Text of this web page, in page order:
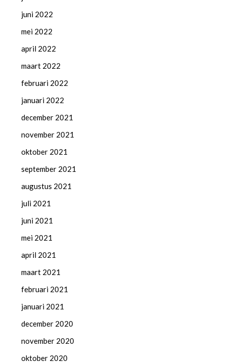
juni 2022
mei 2022
april 2022
maart 2022
februari 2022
januari 2022
december 2021
november 2021
oktober 2021
september 2021
augustus 2021
juli 2021
juni 2021
mei 2021
april 2021
maart 2021
februari 2021
januari 2021
december 2020
november 2020
oktober 2020